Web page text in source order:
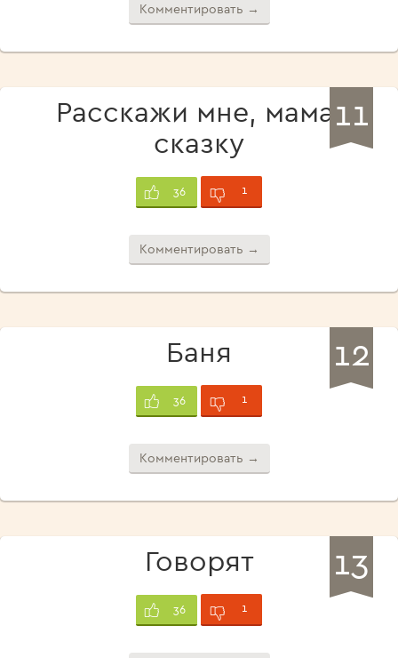
Комментировать →
11
Расскажи мне, мама,
сказку
36 1
Комментировать →
12
Баня
36 1
Комментировать →
13
Говорят
36 1